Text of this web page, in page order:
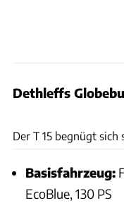
Dethleffs
Der T 15 begnügt
Basisfahrzeug:
EcoBlue, 130 PS